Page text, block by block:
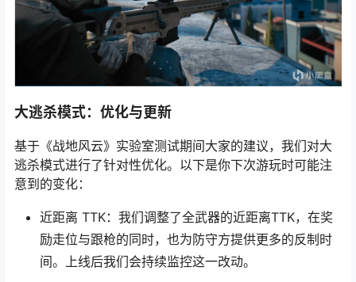
大逃杀模式：优化与更新
基于《战地风云》实验室测试期间大家的建议，我们对大
逃杀模式进行了针对性优化。以下是你下次游玩时可能注
意到的变化：
近距离 TTK：我们调整了全武器的近距离TTK，在奖
励走位与跟枪的同时，也为防守方提供更多的反制时
间。上线后我们会持续监控这一改动。